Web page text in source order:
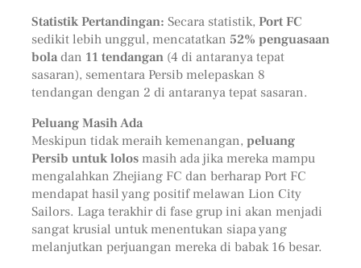
Statistik Pertandingan: Secara statistik, Port FC
sedikit lebih unggul, mencatatkan 52% penguasaan
boladan 11 tendangan(4 di antaranya tepat
sasaran), sementara Persib melepaskan 8
tendangan dengan 2 di antaranya tepat sasaran.
Peluang Masih Ada
Meskipun tidak meraih kemenangan, peluang
Persib untuk lolosmasih ada jika mereka mampu
mengalahkan Zhejiang FC dan berharap Port FC
mendapat hasil yang positif melawan Lion City
Sailors. Laga terakhir di fase grup ini akan menjadi
sangat krusial untuk menentukan siapa yang
melanjutkan perjuangan mereka di babak 16 besar.